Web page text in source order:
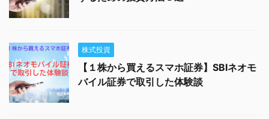
株式投資
【１株から買えるスマホ証券】SBIネオモ
バイル証券で取引した体験談